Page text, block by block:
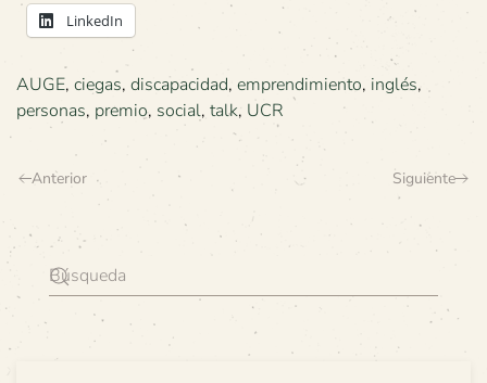
LinkedIn
AUGE, ciegas, discapacidad, emprendimiento, inglés,
personas, premio, social, talk, UCR
Anterior Siguiente